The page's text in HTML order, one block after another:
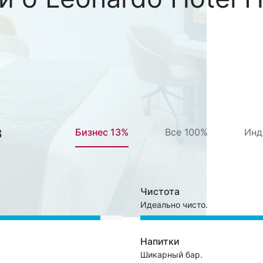
Бизнес 13% Все 100%
Чистота
Идеально чисто.
Напитки
Шикарный бар.